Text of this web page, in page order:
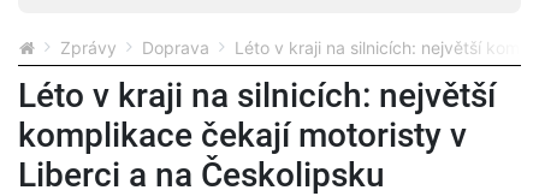
Zprávy Doprava Léto v kraji na silnicích: největší
Léto v kraji na silnicích: největší
komplikace čekají motoristy v
Liberci a na Českolipsku